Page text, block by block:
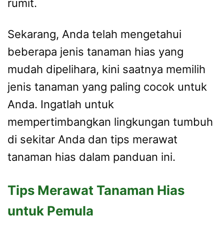
rumit.
Sekarang, Anda telah mengetahui
beberapa jenis tanaman hias yang
mudah dipelihara, kini saatnya memilih
jenis tanaman yang paling cocok untuk
Anda. Ingatlah untuk
mempertimbangkan lingkungan tumbuh
di sekitar Anda dan tips merawat
tanaman hias dalam panduan ini.
Tips Merawat Tanaman Hias
untuk Pemula